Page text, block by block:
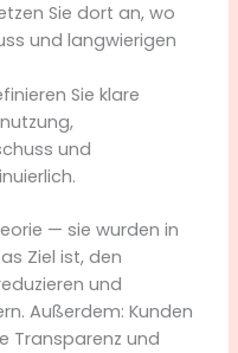
Sie dort an, wo
und langwierigen
Sie klare
und
— sie wurden in
Ziel ist, den
und
Außerdem: Kunden
Transparenz und